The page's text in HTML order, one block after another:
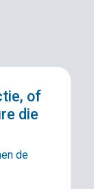
of
die
de